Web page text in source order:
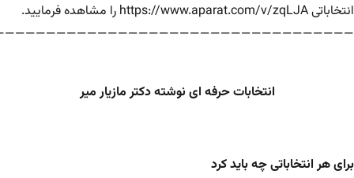
انتخاباتیhttps://www.aparat.com/v/zqLJA را مشاهده فرمایید.
انتخابات حرفه ای نوشته دکتر مازیار میر
برای هر انتخاباتی چه باید کرد